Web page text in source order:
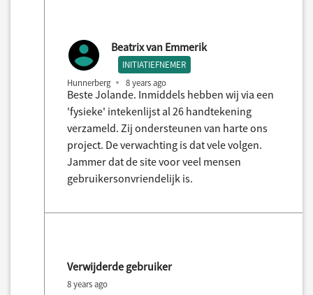
Beatrix van Emmerik
INITIATIEFNEMER
Hunnerberg 8 years ago
Beste Jolande. Inmiddels hebben wij via een
'fysieke' intekenlijst al 26 handtekening
verzameld. Zij ondersteunen van harte ons
project. De verwachting is dat vele volgen.
Jammer dat de site voor veel mensen
gebruikersonvriendelijk is.
Verwijderde gebruiker
8 years ago